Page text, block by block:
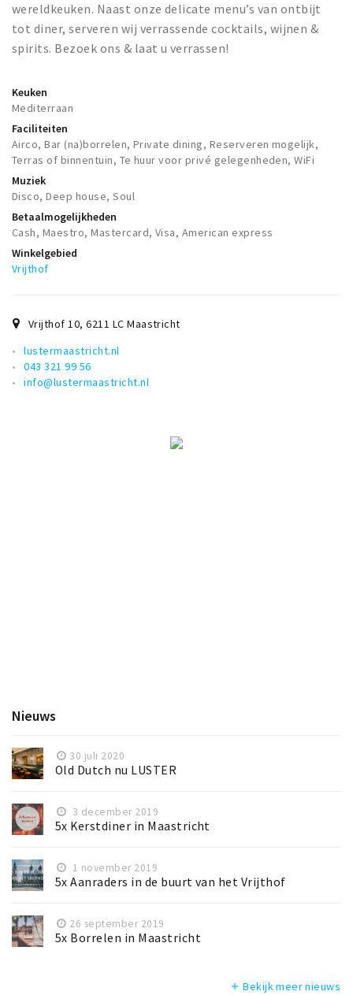
Sport
Andere City Apps
Inloggen
wereldkeuken. Naast onze delicate menu’s van ontbijt
tot diner, serveren wij verrassende cocktails, wijnen &
spirits. Bezoek ons & laat u verrassen!
Keuken
Mediterraan
Faciliteiten
Airco, Bar (na)borrelen, Private dining, Reserveren mogelijk,
Terras of binnentuin, Te huur voor privé gelegenheden, WiFi
Muziek
Disco, Deep house, Soul
Betaalmogelijkheden
Cash, Maestro, Mastercard, Visa, American express
Winkelgebied
Vrijthof
Vrijthof 10,6211 LC Maastricht
lustermaastricht.nl
043 321 99 56
info@lustermaastricht.nl
Nieuws
30 juli 2020
Old Dutch nu LUSTER
3 december 2019
5x Kerstdiner in Maastricht
1 november 2019
5x Aanraders in de buurt van het Vrijthof
26 september 2019
5x Borrelen in Maastricht
add Bekijk meer nieuws